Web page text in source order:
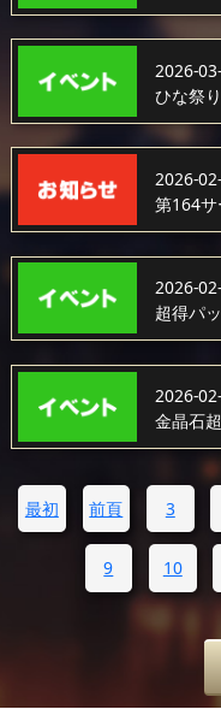
2026-
ひな祭
2026-
第164サ
2026-
超得パ
2026-
金晶石
最初 前頁 3
9 10